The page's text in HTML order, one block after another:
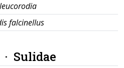
falcinellus
Sulidae